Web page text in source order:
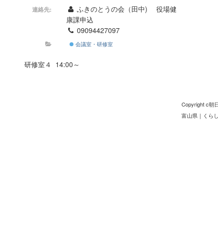
連絡先:
ふきのとうの会（田中) 役場健
康課申込
09094427097
会議室・研修室
研修室４ 14:00～
Copyright c朝
富山県 ｜ くら